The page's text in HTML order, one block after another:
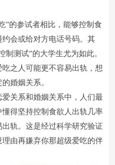
的参试者相比，能够控制食
会或给对方电话号码。其
制测试”的大学生尤为如此。
之人可能更不容易出轨，想
婚姻关系。
爱关系和婚姻关系中，人们最
得坚持控制食欲人出轨几率
轨。这是经过科学研究验证
由再嫌弃你那超级爱吃的伴